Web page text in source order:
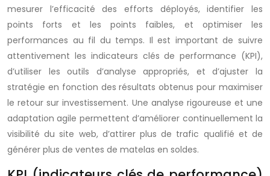
mesurer l’efficacité des efforts déployés, identifier les
points forts et les points faibles, et optimiser les
performances au fil du temps. Il est important de suivre
attentivement les indicateurs clés de performance (KPI),
d’utiliser les outils d’analyse appropriés, et d’ajuster la
stratégie en fonction des résultats obtenus pour maximiser
le retour sur investissement. Une analyse rigoureuse et une
adaptation agile permettent d’améliorer continuellement la
visibilité du site web, d’attirer plus de trafic qualifié et de
générer plus de ventes de matelas en soldes.